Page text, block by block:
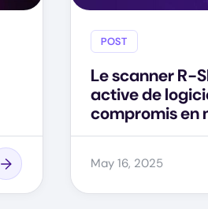
POST
Le scanner R-
active de
compromis en
May 16, 2025